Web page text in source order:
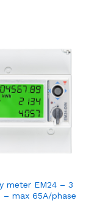
meter EM24 – 3
– max 65A/phase